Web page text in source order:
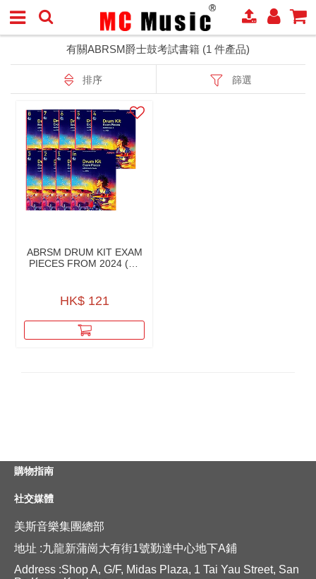
有關ABRSM爵士鼓考試書籍 (1 件產品)
排序 篩選
ABRSM DRUM KIT EXAM
PIECES FROM 2024 (W/
HK$ 121
購物指南
社交媒體
美斯音樂集團總部
地址 :九龍新蒲崗大有街1號勤達中心地下A鋪
Address :Shop A, G/F, Midas Plaza, 1 Tai Yau Street, San